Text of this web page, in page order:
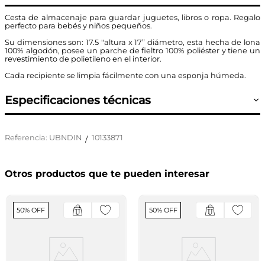
Cesta de almacenaje para guardar juguetes, libros o ropa. Regalo
perfecto para bebés y niños pequeños.
Su dimensiones son: 17.5 "altura x 17” diámetro, esta hecha de lona
100% algodón, posee un parche de fieltro 100% poliéster y tiene un
revestimiento de polietileno en el interior.
Cada recipiente se limpia fácilmente con una esponja húmeda.
Especificaciones técnicas
Referencia: UBNDIN / 10133871
Otros productos que te pueden interesar
50% OFF 50% OFF